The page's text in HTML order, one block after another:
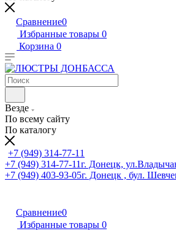
Сравнение0
Избранные товары 0
Корзина 0
Везде
По всему сайту
По каталогу
+7 (949) 314-77-11
+7 (949) 314-77-11г. Донецк,
+7 (949) 403-93-05г. Донецк , бул.
Сравнение0
Избранные товары 0